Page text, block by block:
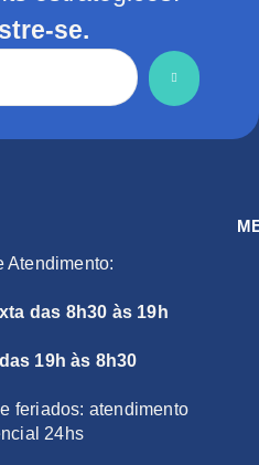
se.
Atendimento:
das 8h30 às 19h
19h às 8h30
feriados: atendimento
24hs